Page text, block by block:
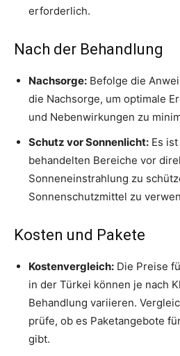
erforderlich.
Nach der Behandlung
Nachsorge: Befolge die
die Nachsorge, um optimale
und Nebenwirkungen zu
Schutz vor Sonnenlicht: Es
behandelten Bereiche vor
Sonneneinstrahlung zu
Sonnenschutzmittel zu
Kosten und Pakete
Kostenvergleich: Die Preise
in der Türkei können je nach
Behandlung variieren.
prüfe, ob es Paketangebote
gibt.